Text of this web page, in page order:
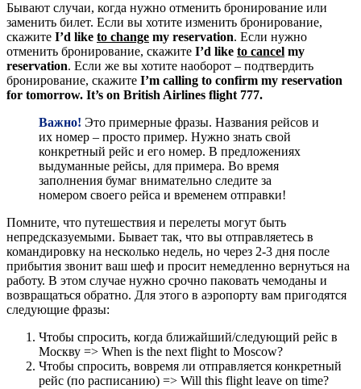
Бывают случаи, когда нужно отменить бронирование или
заменить билет. Если вы хотите изменить бронирование,
скажите I’d like to change my reservation. Если нужно
отменить бронирование, скажите I’d like to cancel my
reservation. Если же вы хотите наоборот – подтвердить
бронирование, скажите I’m calling to confirm my reservation
for tomorrow. It’s on British Airlines flight 777.
Важно! Это примерные фразы. Названия рейсов и
их номер – просто пример. Нужно знать свой
конкретный рейс и его номер. В предложениях
выдуманные рейсы, для примера. Во время
заполнения бумаг внимательно следите за
номером своего рейса и временем отправки!
Помните, что путешествия и перелеты могут быть
непредсказуемыми. Бывает так, что вы отправляетесь в
командировку на несколько недель, но через 2-3 дня после
прибытия звонит ваш шеф и просит немедленно вернуться на
работу. В этом случае нужно срочно паковать чемоданы и
возвращаться обратно. Для этого в аэропорту вам пригодятся
следующие фразы:
Чтобы спросить, когда ближайший/следующий рейс в
Москву => When is the next flight to Moscow?
Чтобы спросить, вовремя ли отправляется конкретный
рейс (по расписанию) => Will this flight leave on time?